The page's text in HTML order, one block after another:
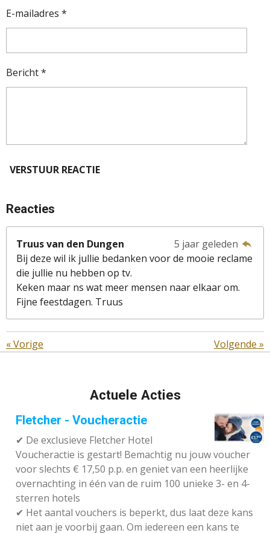
E-mailadres *
Bericht *
VERSTUUR REACTIE
Reacties
Truus van den Dungen
5 jaar geleden
Bij deze wil ik jullie bedanken voor de mooie reclame
die jullie nu hebben op tv.
Keken maar ns wat meer mensen naar elkaar om.
Fijne feestdagen. Truus
«Vorige Volgende »
Actuele Acties
Fletcher - Voucheractie
✔ De exclusieve Fletcher Hotel
Voucheractie is gestart! Bemachtig nu jouw voucher
voor slechts € 17,50 p.p. en geniet van een heerlijke
overnachting in één van de ruim 100 unieke 3- en 4-
sterren hotels
✔ Het aantal vouchers is beperkt, dus laat deze kans
niet aan je voorbij gaan. Om iedereen een kans te